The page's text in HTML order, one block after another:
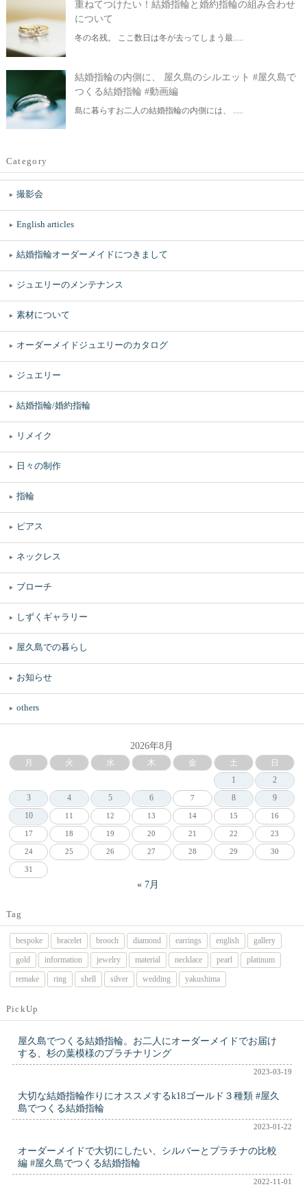
重ねてつけたい！結婚指輪と婚約指輪の組み合わせ
について
冬の名残。 ここ数日は冬が去ってしまう最.....
結婚指輪の内側に、 屋久島のシルエット #屋久島で
つくる結婚指輪 #動画編
島に暮らすお二人の結婚指輪の内側には、 .....
Category
撮影会
English articles
結婚指輪オーダーメイドにつきまして
ジュエリーのメンテナンス
素材について
オーダーメイドジュエリーのカタログ
ジュエリー
結婚指輪/婚約指輪
リメイク
日々の制作
指輪
ピアス
ネックレス
ブローチ
しずくギャラリー
屋久島での暮らし
お知らせ
others
2026年8月
月 火 水 木 金 土
日
1
2
3
4 5 6 7 8
9
10
11 12 13 14 15 16
17 18 19 20 21 22 23
24 25 26 27 28 29 30
31
« 7月
Tag
bespoke bracelet brooch diamond earrings english
gallery
gold
information jewelry material necklace pearl
platinum
remake
ring shell silver wedding yakushima
PickUp
屋久島でつくる結婚指輪。お二人にオーダーメイドでお届け
する、杉の葉模様のプラチナリング
2023-03-19
大切な結婚指輪作りにオススメするk18ゴールド３種類 #屋久
島でつくる結婚指輪
2023-01-22
オーダーメイドで大切にしたい、シルバーとプラチナの比較
編 #屋久島でつくる結婚指輪
2022-11-01